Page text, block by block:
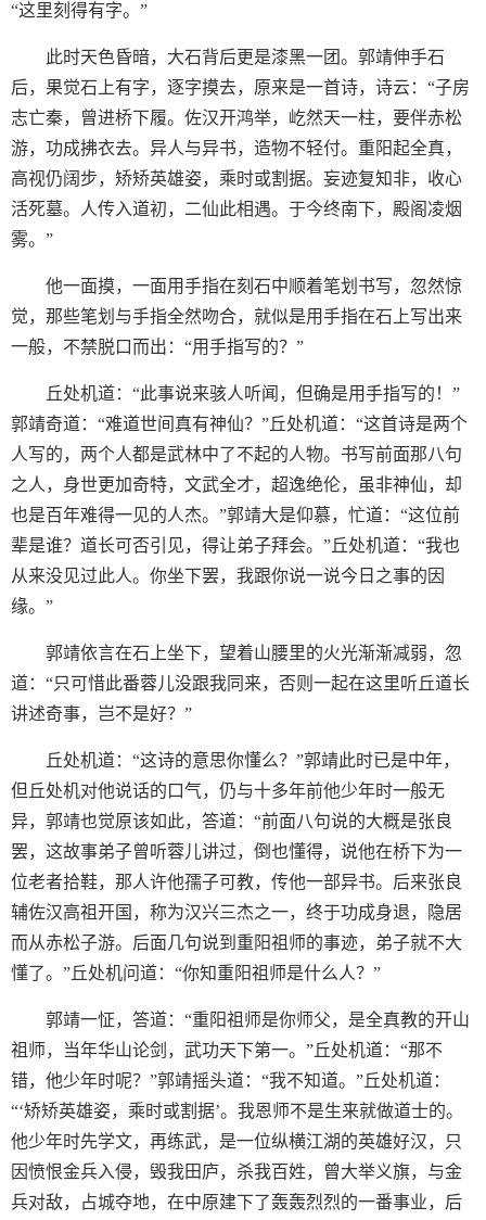
“这里刻得有字。”
此时天色昏暗，大石背后更是漆黑一团。郭靖伸手石
后，果觉石上有字，逐字摸去，原来是一首诗，诗云：“子房
志亡秦，曾进桥下履。佐汉开鸿举，屹然天一柱，要伴赤松
游，功成拂衣去。异人与异书，造物不轻付。重阳起全真，
高视仍阔步，矫矫英雄姿，乘时或割据。妄迹复知非，收心
活死墓。人传入道初，二仙此相遇。于今终南下，殿阁凌烟
雾。”
他一面摸，一面用手指在刻石中顺着笔划书写，忽然惊
觉，那些笔划与手指全然吻合，就似是用手指在石上写出来
一般，不禁脱口而出：“用手指写的？”
丘处机道：“此事说来骇人听闻，但确是用手指写的！”
郭靖奇道：“难道世间真有神仙？”丘处机道：“这首诗是两个
人写的，两个人都是武林中了不起的人物。书写前面那八句
之人，身世更加奇特，文武全才，超逸绝伦，虽非神仙，却
也是百年难得一见的人杰。”郭靖大是仰慕，忙道：“这位前
辈是谁？道长可否引见，得让弟子拜会。”丘处机道：“我也
从来没见过此人。你坐下罢，我跟你说一说今日之事的因
缘。”
郭靖依言在石上坐下，望着山腰里的火光渐渐减弱，忽
道：“只可惜此番蓉儿没跟我同来，否则一起在这里听丘道长
讲述奇事，岂不是好？”
丘处机道：“这诗的意思你懂么？”郭靖此时已是中年，
但丘处机对他说话的口气，仍与十多年前他少年时一般无
异，郭靖也觉原该如此，答道：“前面八句说的大概是张良
罢，这故事弟子曾听蓉儿讲过，倒也懂得，说他在桥下为一
位老者拾鞋，那人许他孺子可教，传他一部异书。后来张良
辅佐汉高祖开国，称为汉兴三杰之一，终于功成身退，隐居
而从赤松子游。后面几句说到重阳祖师的事迹，弟子就不大
懂了。”丘处机问道：“你知重阳祖师是什么人？”
郭靖一怔，答道：“重阳祖师是你师父，是全真教的开山
祖师，当年华山论剑，武功天下第一。”丘处机道：“那不
错，他少年时呢？”郭靖摇头道：“我不知道。”丘处机道：
“‘矫矫英雄姿，乘时或割据’。我恩师不是生来就做道士的。
他少年时先学文，再练武，是一位纵横江湖的英雄好汉，只
因愤恨金兵入侵，毁我田庐，杀我百姓，曾大举义旗，与金
兵对敌，占城夺地，在中原建下了轰轰烈烈的一番事业，后